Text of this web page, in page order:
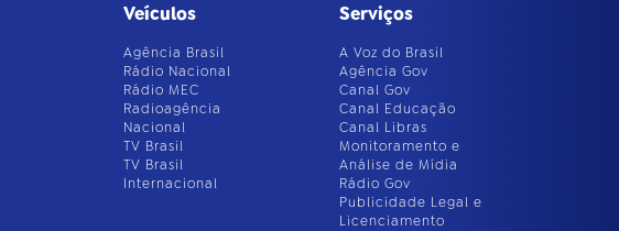
Veículos
Agência Brasil
Rádio Nacional
Rádio MEC
Radioagência
Nacional
TV Brasil
TV Brasil
Internacional
Serviços
A Voz do Brasil
Agência Gov
Canal Gov
Canal Educação
Canal Libras
Monitoramento e
Análise de Mídia
Rádio Gov
Publicidade Legal e
Licenciamento